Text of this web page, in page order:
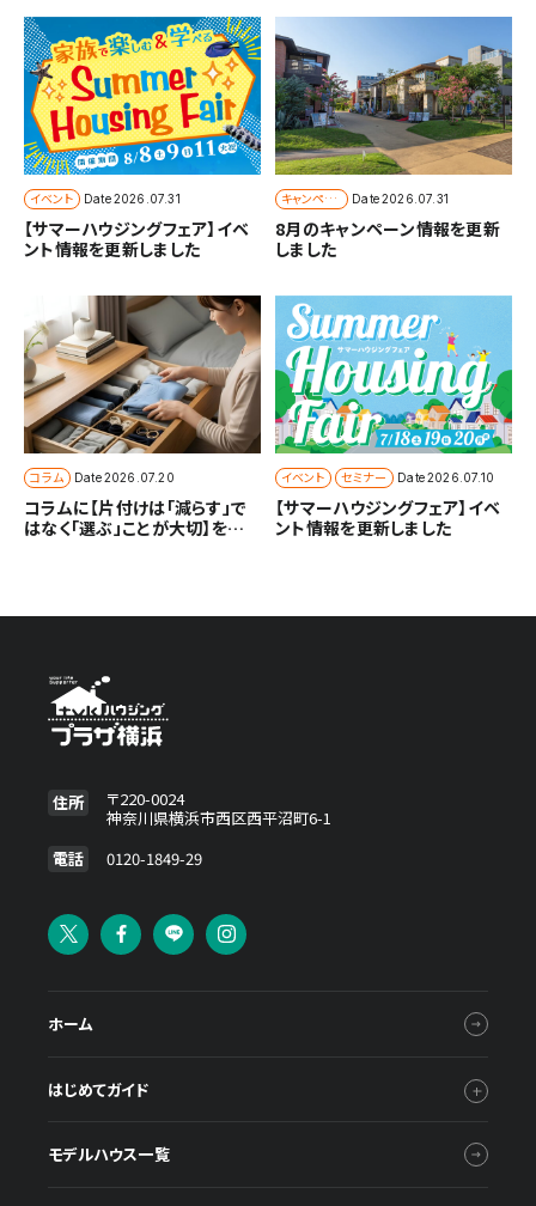
イベント Date2026.07.31
【サマーハウジングフェア】イベ
ント情報を更新しました
キャンペー
ン
Date2026.07.31
8月のキャンペーン情報を更新
しました
コラム Date2026.07.20
コラムに【片付けは「減らす」で
はなく「選ぶ」ことが大切】を追
イベント セミナー Date2026.07.10
【サマーハウジングフェア】イベ
ント情報を更新しました
住所
〒220-0024
神奈川県横浜市西区西平沼町6-1
電話
0120-1849-29
ホーム
はじめてガイド
モデルハウス一覧